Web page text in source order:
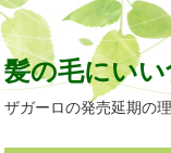
髪の毛にい
ザガーロの発売延期の